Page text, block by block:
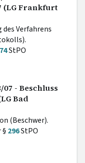
(LG Frankfurt
Verfahrens
StPO
07 - Beschluss
Bad
(Beschwer).
§ 296StPO